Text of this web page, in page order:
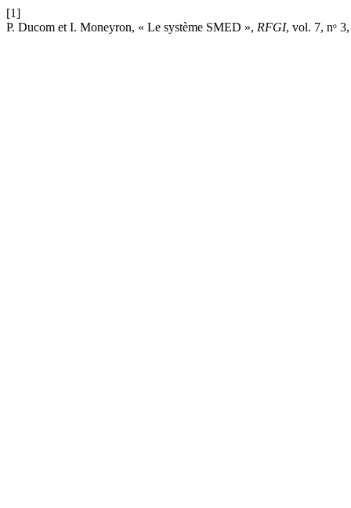
[1]
P. Ducom et I. Moneyron, « Le système SMED », RFGI, vol. 7, nᵒ